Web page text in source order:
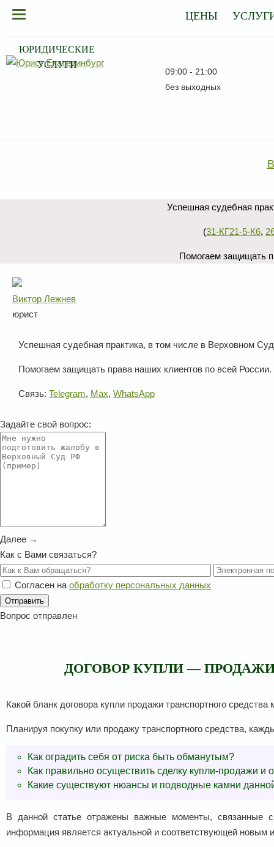
ЦЕНЫ
ЮРИДИЧЕСКИЕ
УСЛУГИ
09:00 - 21:00
без выходных
Успешная судебная
(31-КГ21-5-К6,
Помогаем защищать
Виктор Лежнев
юрист
Успешная судебная практика, в том числе в Верховном
Помогаем защищать права наших клиентов по всей России.
Связь: Telegram, Max, WhatsApp
Задайте свой вопрос:
Далее →
Как с Вами связаться?
Согласен на обработку персональных данных
Вопрос отправлен
ДОГОВОР КУПЛИ — ПРОДАЖИ
Какой бланк договора купли продажи транспортного
Планируя покупку или продажу транспортного средства,
Как оградить себя от риска быть обманутым?
Как правильно осуществить сделку купли-продажи и
Какие существуют нюансы и подводные камни
В данной статье отражены важные моменты, связанные
информация является актуальной и соответствующей новым